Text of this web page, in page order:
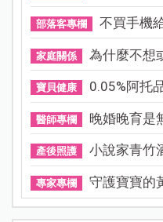
部落客專欄 不買手機
家庭關係 為什麼不想
寶貝健康 0.05%阿托
醫師專欄 晚婚晚育是
產後照護 小說家青竹
專家專欄 守護寶寶的